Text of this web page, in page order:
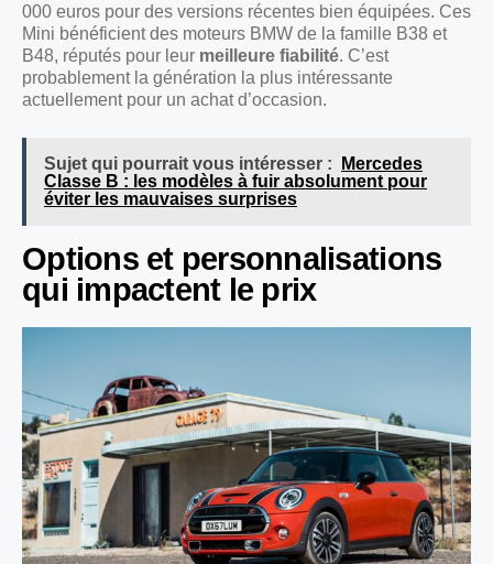
000 euros pour des versions récentes bien équipées. Ces
Mini bénéficient des moteurs BMW de la famille B38 et
B48, réputés pour leur meilleure fiabilité. C’est
probablement la génération la plus intéressante
actuellement pour un achat d’occasion.
Sujet qui pourrait vous intéresser :
Mercedes
Classe B : les modèles à fuir absolument pour
éviter les mauvaises surprises
Options et personnalisations
qui impactent le prix